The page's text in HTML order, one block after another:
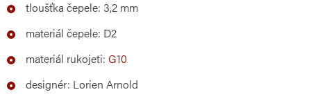
tloušťka čepele: 3,2 mm
materiál čepele: D2
materiál rukojeti: G10
designér: Lorien Arnold